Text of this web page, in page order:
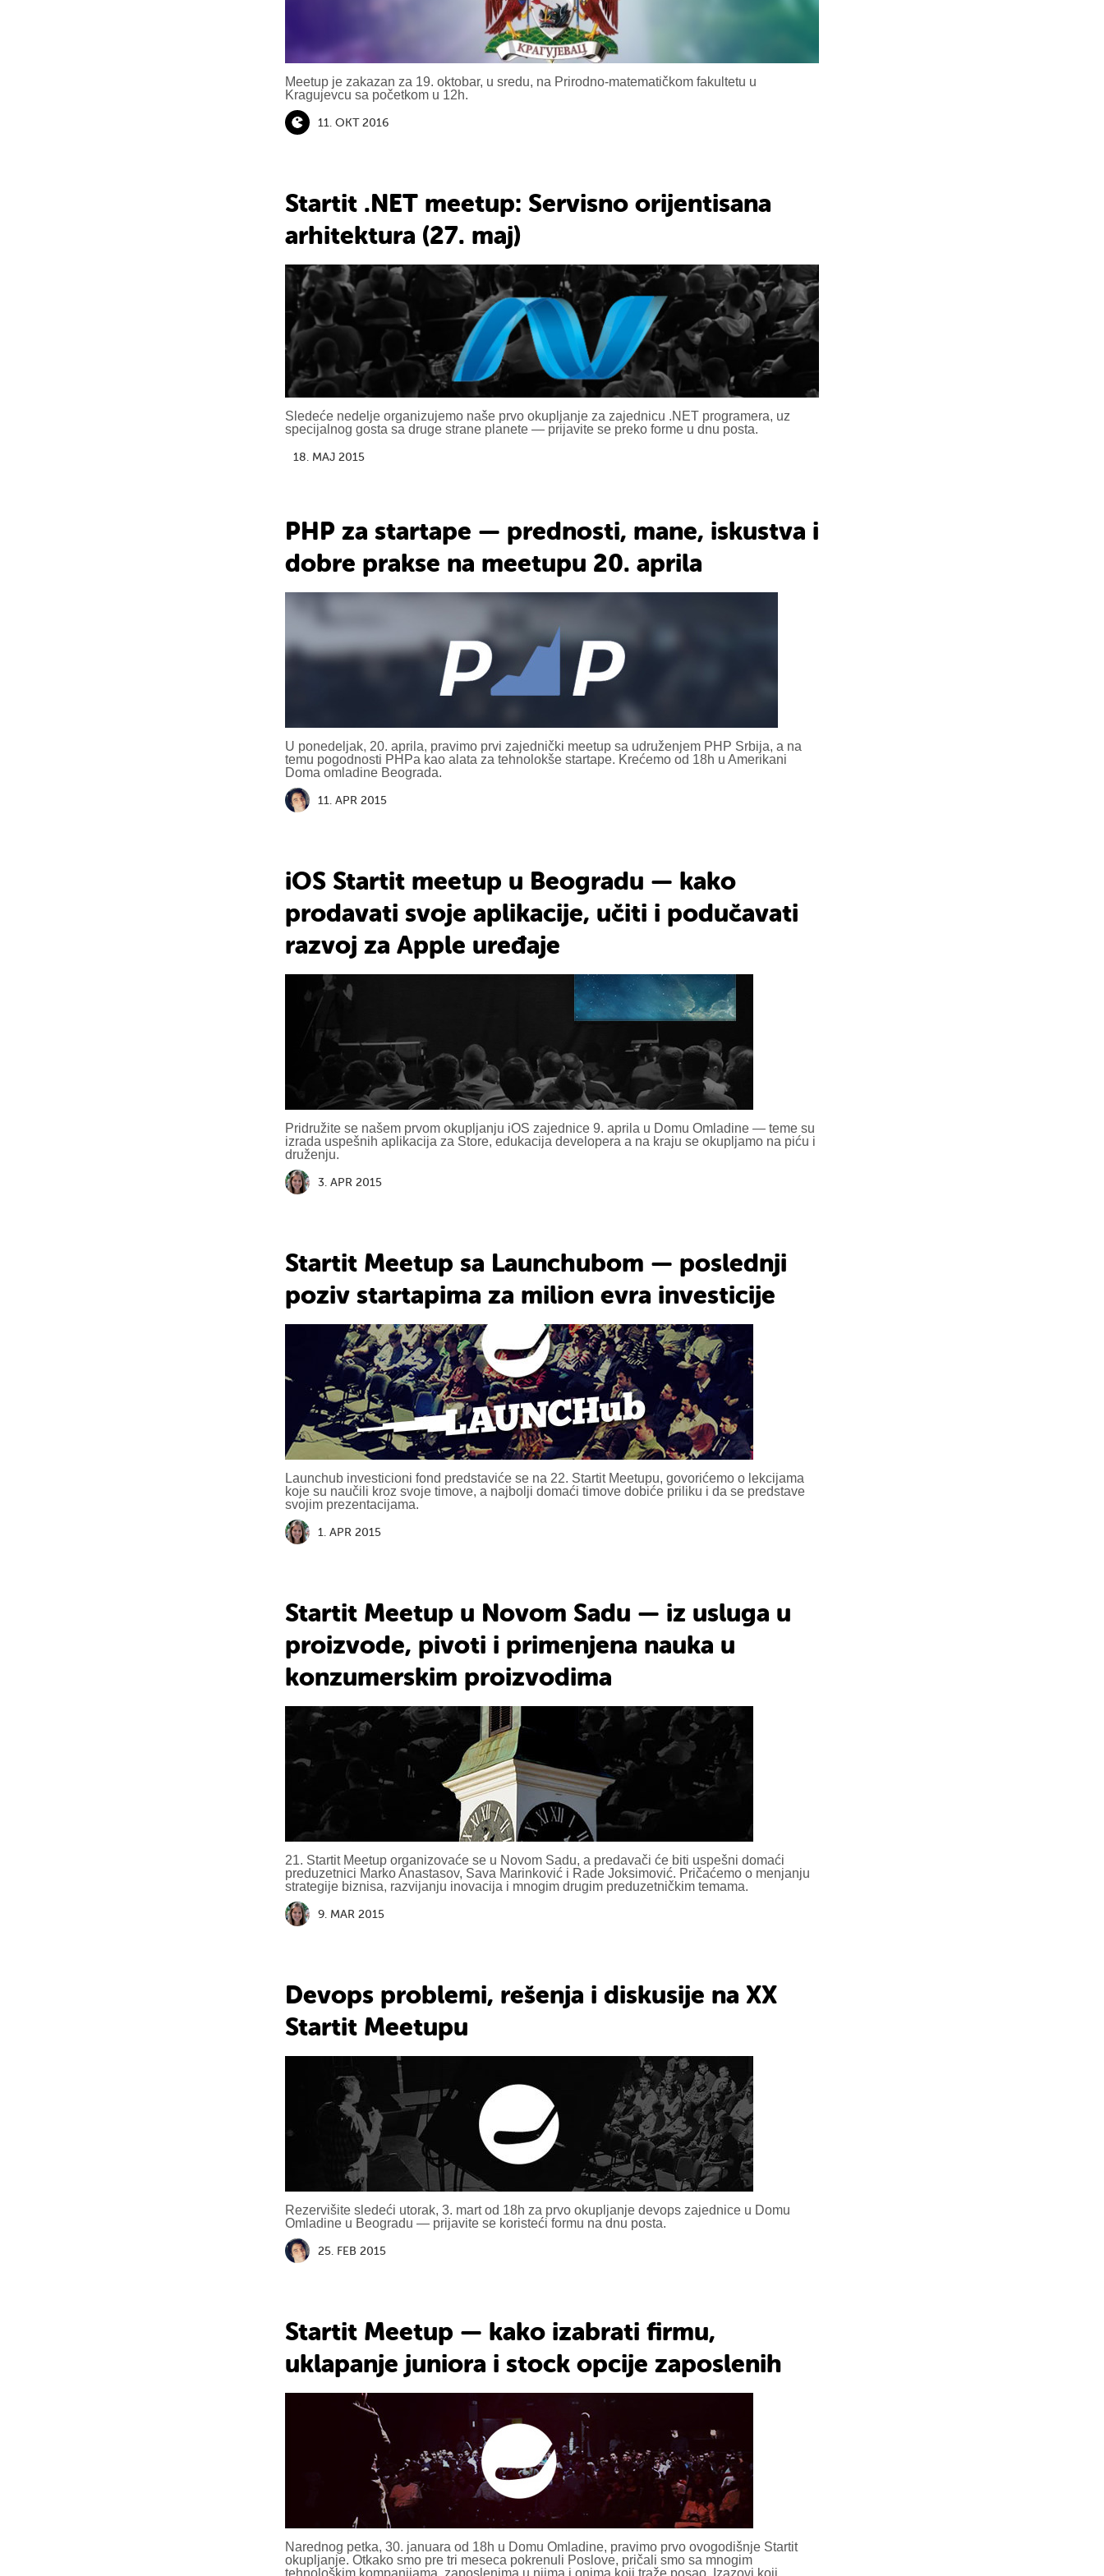
Meetup je zakazan za 19. oktobar, u sredu, na Prirodno-matematičkom fakultetu u
Kragujevcu sa početkom u 12h.
11. OKT 2016
Startit .NET meetup: Servisno orijentisana
arhitektura (27. maj)
Sledeće nedelje organizujemo naše prvo okupljanje za zajednicu .NET programera, uz
specijalnog gosta sa druge strane planete — prijavite se preko forme u dnu posta.
18. MAJ 2015
PHP za startape — prednosti, mane, iskustva i
dobre prakse na meetupu 20. aprila
U ponedeljak, 20. aprila, pravimo prvi zajednički meetup sa udruženjem PHP Srbija, a na
temu pogodnosti PHPa kao alata za tehnolokše startape. Krećemo od 18h u Amerikani
Doma omladine Beograda.
11. APR 2015
iOS Startit meetup u Beogradu — kako
prodavati svoje aplikacije, učiti i podučavati
razvoj za Apple uređaje
Pridružite se našem prvom okupljanju iOS zajednice 9. aprila u Domu Omladine — teme su
izrada uspešnih aplikacija za Store, edukacija developera a na kraju se okupljamo na piću i
druženju.
3. APR 2015
Startit Meetup sa Launchubom — poslednji
poziv startapima za milion evra investicije
Launchub investicioni fond predstaviće se na 22. Startit Meetupu, govorićemo o lekcijama
koje su naučili kroz svoje timove, a najbolji domaći timove dobiće priliku i da se predstave
svojim prezentacijama.
1. APR 2015
Startit Meetup u Novom Sadu — iz usluga u
proizvode, pivoti i primenjena nauka u
konzumerskim proizvodima
21. Startit Meetup organizovaće se u Novom Sadu, a predavači će biti uspešni domaći
preduzetnici Marko Anastasov, Sava Marinković i Rade Joksimović. Pričaćemo o menjanju
strategije biznisa, razvijanju inovacija i mnogim drugim preduzetničkim temama.
9. MAR 2015
Devops problemi, rešenja i diskusije na XX
Startit Meetupu
Rezervišite sledeći utorak, 3. mart od 18h za prvo okupljanje devops zajednice u Domu
Omladine u Beogradu — prijavite se koristeći formu na dnu posta.
25. FEB 2015
Startit Meetup — kako izabrati firmu,
uklapanje juniora i stock opcije zaposlenih
Narednog petka, 30. januara od 18h u Domu Omladine, pravimo prvo ovogodišnje Startit
okupljanje. Otkako smo pre tri meseca pokrenuli Poslove, pričali smo sa mnogim
tehnološkim kompanijama, zaposlenima u njima i onima koji traže posao. Izazovi koji